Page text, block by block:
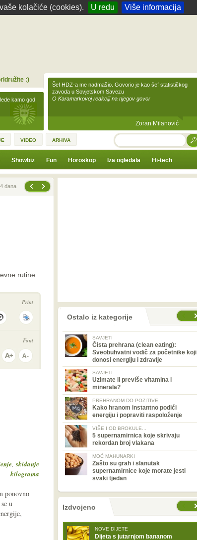
kolačiće (cookies). U redu Više informacija
kamo god
:)
Šef HDZ-a me nadmašio. Govorio je kao šef statističkog
zavoda u Sovjetskom Savezu
O Karamarkovoj reakciji na njegov govor
Zoran Milanović
VIDEO ARHIVA TRAŽI
Showbiz Fun Horoskop Iza ogledala Hi-tech
dana
rutine
Print
Font
,skidanje
kilograma
ponovno
u
prethodno Ostalo iz kategorije
SAVJETI
Čista prehrana (clean eating):
Sveobuhvatni vodič za početnike koji
donosi energiju i zdravlje
SAVJETI
Uzimate li previše vitamina i
minerala?
PREHRANOM DO POZITIVE
Kako hranom instantno podići
energiju i popraviti raspoloženje
VIŠE I OD BROKULE...
5 supernamirnica koje skrivaju
rekordan broj vlakana
MOĆ MAHUNARKI
Zašto su grah i slanutak
supernamirnice koje morate jesti
svaki tjedan
nema prethodne stranice
sljedećeIzdvojeno
NOVE DIJETE
Dijeta s jutarnjom bananom